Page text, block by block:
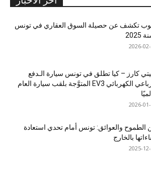
تكشف عن حصيلة السوق العقاري في تونس
2025
2026-
كارز – كيا تطلق في تونس سيارة الـدفع
الرباعي الكهربائي EV3 المتوَّجة بلقب سيارة العام
2026-
الطموح والعوائق: تونس أمام تحدي استعادة
بالخارج
2025-